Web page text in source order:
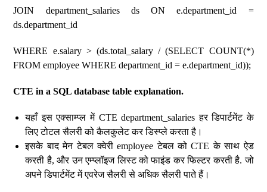
JOIN department_salaries ds ON e.department_id =
ds.department_id
WHERE e.salary > (ds.total_salary / (SELECT COUNT(*)
FROM employee WHERE department_id = e.department_id));
CTE in a SQL database table explanation.
यहाँ इस एक्साम्प्ल में CTE department_salaries हर डिपार्टमेंट के
लिए टोटल सैलरी को कैलकुलेट कर डिस्प्ले करता है।
इसके बाद मेन टेबल क्वेरी employee टेबल को CTE के साथ ऐड
करती है, और उन एम्प्लॉइज लिस्ट को फाइंड कर फिल्टर करती है. जो
अपने डिपार्टमेंट में एवरेज सैलरी से अधिक सैलरी पाते हैं।